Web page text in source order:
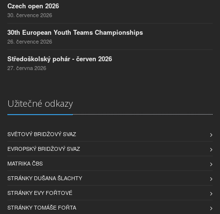
Czech open 2026
30. července 2026
30th European Youth Teams Championships
26. července 2026
Středoškolský pohár - červen 2026
27. června 2026
Užitečné odkazy
SVĚTOVÝ BRIDŽOVÝ SVAZ
EVROPSKÝ BRIDŽOVÝ SVAZ
MATRIKA ČBS
STRÁNKY DUŠANA ŠLACHTY
STRÁNKY EVY FOŘTOVÉ
STRÁNKY TOMÁŠE FOŘTA